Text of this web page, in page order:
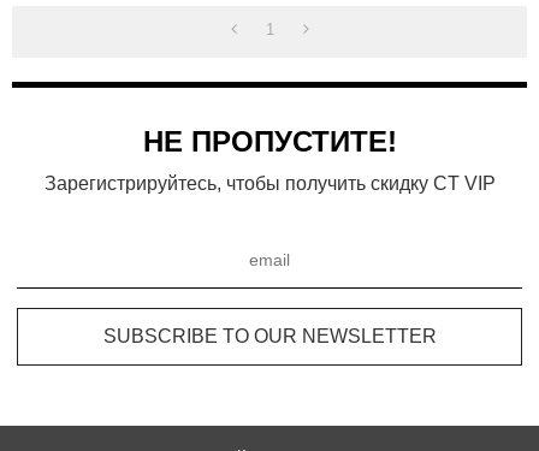
1
НЕ ПРОПУСТИТЕ!
Зарегистрируйтесь, чтобы получить скидку CT VIP